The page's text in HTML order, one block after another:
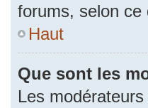
forums, selon ce
Haut
Que sont les
Les